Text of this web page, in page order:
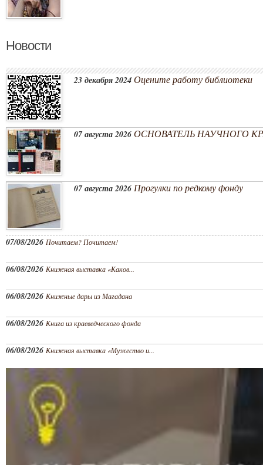
Новости
23 декабря 2024 Оцените работу библиотеки
07 августа 2026 ОСНОВАТЕЛЬ НАУЧНОГО
07 августа 2026 Прогулки по редкому фонду
07/08/2026 Почитаем? Почитаем!
06/08/2026 Книжная выставка «Каков...
06/08/2026 Книжные дары из Магадана
06/08/2026 Книга из краеведческого фонда
06/08/2026 Книжная выставка «Мужество и...